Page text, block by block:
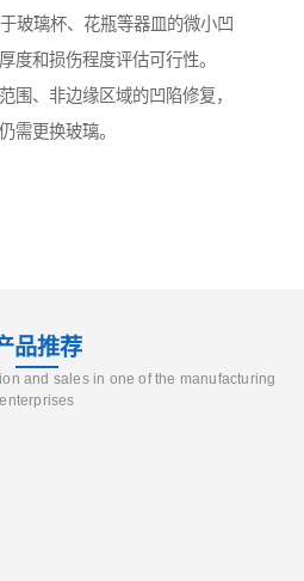
玻璃杯、花瓶等器皿的微小凹
度和损伤程度评估可行性。
围、非边缘区域的凹陷修复，
需更换玻璃。
品推荐
and sales in one of the manufacturing
enterprises